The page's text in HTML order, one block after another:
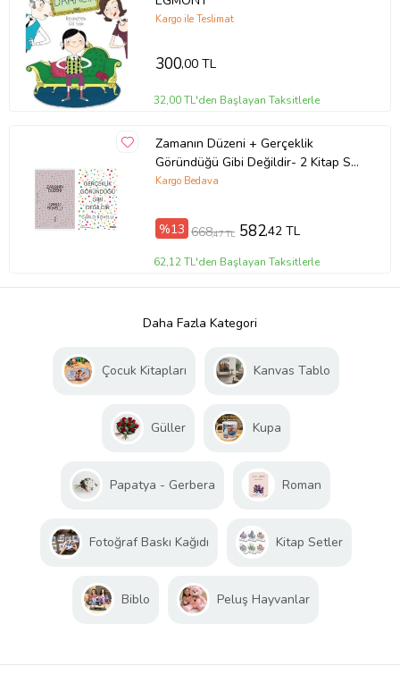
Kargo ile Teslimat
300,00 TL
32,00 TL'den Başlayan Taksitlerle
Zamanın Düzeni + Gerçeklik
Göründüğü Gibi Değildir- 2 Kitap Set
- Iş Bankası Özel Set Zamanın
Kargo Bedava
%13 668,47 TL 582,42 TL
62,12 TL'den Başlayan Taksitlerle
Daha Fazla Kategori
Çocuk Kitapları Kanvas Tablo
Güller Kupa
Papatya - Gerbera Roman
Fotoğraf Baskı Kağıdı Kitap Setler
Biblo Peluş Hayvanlar